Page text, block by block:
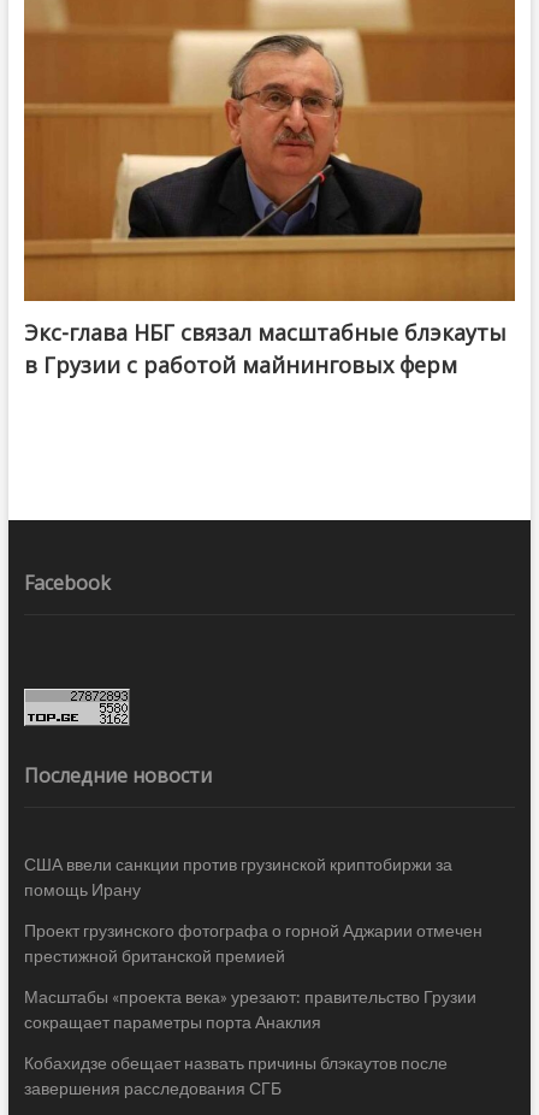
Экс-глава НБГ связал масштабные блэкауты
в Грузии с работой майнинговых ферм
Facebook
Последние новости
США ввели санкции против грузинской криптобиржи за
помощь Ирану
Проект грузинского фотографа о горной Аджарии отмечен
престижной британской премией
Масштабы «проекта века» урезают: правительство Грузии
сокращает параметры порта Анаклия
Кобахидзе обещает назвать причины блэкаутов после
завершения расследования СГБ